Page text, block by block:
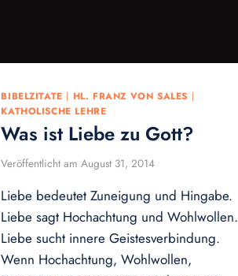
BIBELZITATE | HL. FRANZ VON SALES |
KATHOLISCHE LEHRE
Was ist Liebe zu Gott?
Veröffentlicht am August 31, 2014
Liebe bedeutet Zuneigung und Hingabe.
Liebe sagt Hochachtung und Wohlwollen.
Liebe sucht innere Geistesverbindung.
Wenn Hochachtung, Wohlwollen,